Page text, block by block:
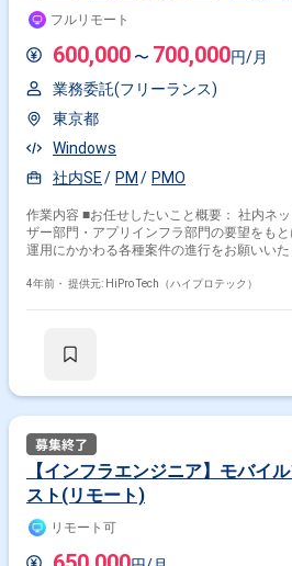
フルリモート
600,000 〜 700,000円/月
業務委託(フリーランス)
東京都
Windows
社内SE
PM PMO
作業内容 ■お任せしたいこと概要： 社内ネ
ザー部門・アプリインフラ部門の要望をも
運用にかかわる各種案件の進行をお願いい
案なども歓迎です。 ・対応方針検討、計画立案 ・各ステークホルダーと
器の検討と設置までのコーディネーション
4年前・ 提供元: HiPro Tech（ハイプロテック）
【インフラエンジニア】モバイ
スト(リモート)
リモート可